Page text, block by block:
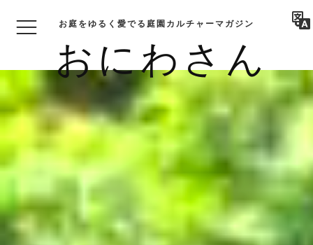
おにわさん
お庭をゆるく愛でる庭園カルチャーマガジン